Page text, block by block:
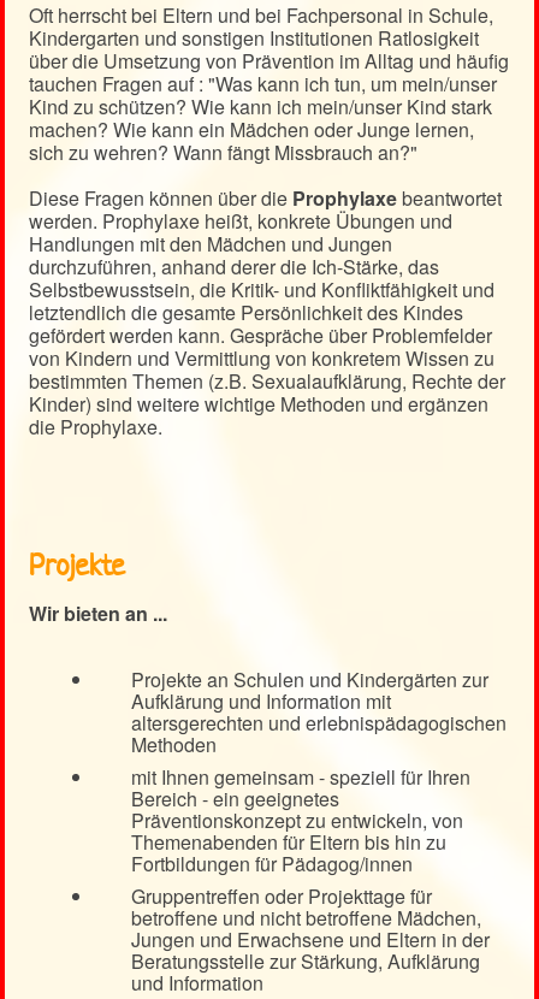
Oft herrscht bei Eltern und bei Fachpersonal in Schule,
Kindergarten und sonstigen Institutionen Ratlosigkeit
über die Umsetzung von Prävention im Alltag und häufig
tauchen Fragen auf : "Was kann ich tun, um mein/unser
Kind zu schützen? Wie kann ich mein/unser Kind stark
machen? Wie kann ein Mädchen oder Junge lernen,
sich zu wehren? Wann fängt Missbrauch an?"
Diese Fragen können über die Prophylaxebeantwortet
werden. Prophylaxe heißt, konkrete Übungen und
Handlungen mit den Mädchen und Jungen
durchzuführen, anhand derer die Ich-Stärke, das
Selbstbewusstsein, die Kritik- und Konfliktfähigkeit und
letztendlich die gesamte Persönlichkeit des Kindes
gefördert werden kann. Gespräche über Problemfelder
von Kindern und Vermittlung von konkretem Wissen zu
bestimmten Themen (z.B. Sexualaufklärung, Rechte der
Kinder) sind weitere wichtige Methoden und ergänzen
die Prophylaxe.
Projekte
Wir bieten an ...
Projekte an Schulen und Kindergärten zur
Aufklärung und Information mit
altersgerechten und erlebnispädagogischen
Methoden
mit Ihnen gemeinsam - speziell für Ihren
Bereich - ein geeignetes
Präventionskonzept zu entwickeln, von
Themenabenden für Eltern bis hin zu
Fortbildungen für Pädagog/innen
Gruppentreffen oder Projekttage für
betroffene und nicht betroffene Mädchen,
Jungen und Erwachsene und Eltern in der
Beratungsstelle zur Stärkung, Aufklärung
und Information